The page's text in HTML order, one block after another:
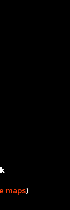
maps)